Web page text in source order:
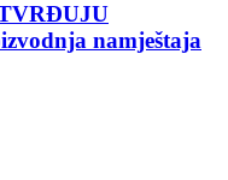
namještaja